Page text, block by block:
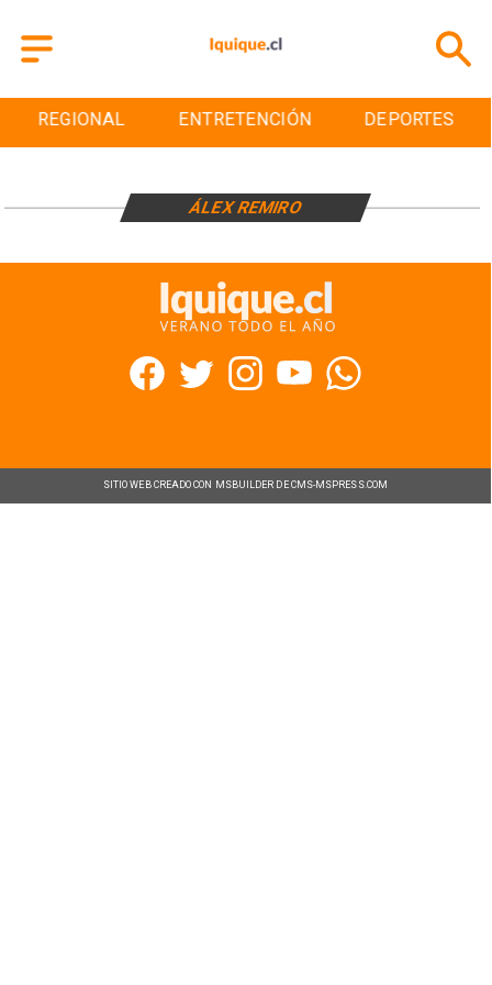
REGIONAL ENTRETENCIÓN DEPORTES
ÁLEX REMIRO
SITIO WEB CREADO CON MSBUILDER DE CMS-MSPRESS.COM